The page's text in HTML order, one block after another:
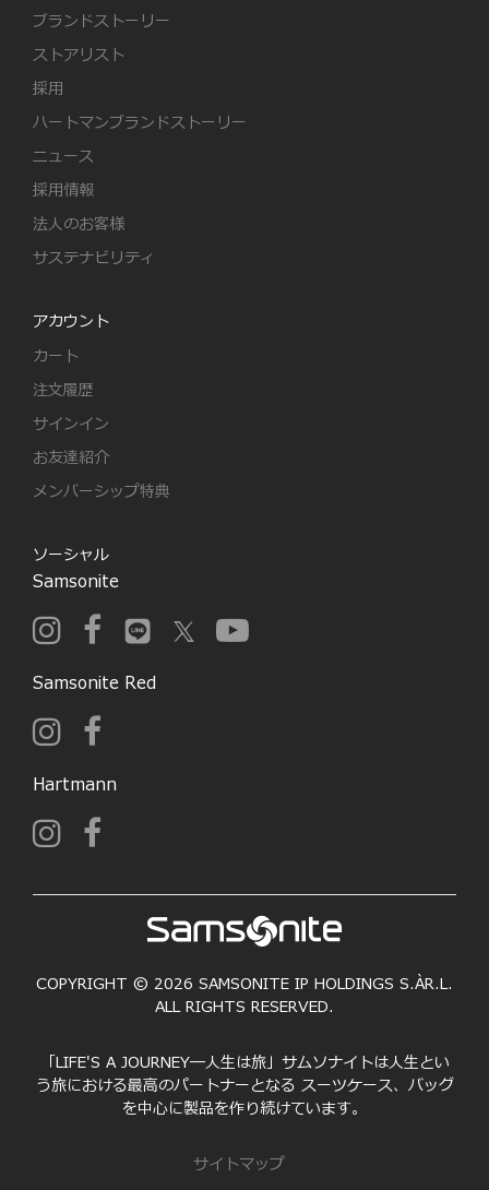
ブランドストーリー
ストアリスト
採用
ハートマンブランドストーリー
ニュース
採用情報
法人のお客様
サステナビリティ
アカウント
カート
注文履歴
サインイン
お友達紹介
メンバーシップ特典
ソーシャル
Samsonite
Samsonite Red
Hartmann
COPYRIGHT © 2026 SAMSONITE IP HOLDINGS S.ÀR.L.
ALL RIGHTS RESERVED.
「LIFE'S A JOURNEY―人生は旅」サムソナイトは人生とい
う旅における最高のパートナーとなる スーツケース、バッグ
を中心に製品を作り続けています。
サイトマップ